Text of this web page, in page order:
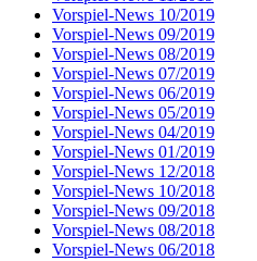
Vorspiel-News 10/2019
Vorspiel-News 09/2019
Vorspiel-News 08/2019
Vorspiel-News 07/2019
Vorspiel-News 06/2019
Vorspiel-News 05/2019
Vorspiel-News 04/2019
Vorspiel-News 01/2019
Vorspiel-News 12/2018
Vorspiel-News 10/2018
Vorspiel-News 09/2018
Vorspiel-News 08/2018
Vorspiel-News 06/2018